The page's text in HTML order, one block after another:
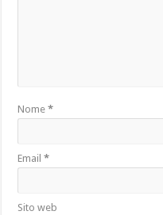
Nome*
Email*
Sito web